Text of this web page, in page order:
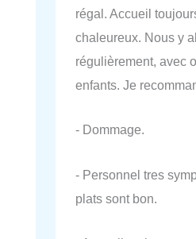
régal. Accueil
chaleureux. Nous y
régulièrement, avec
enfants. Je
- Dommage.
- Personnel tres
plats sont bon.